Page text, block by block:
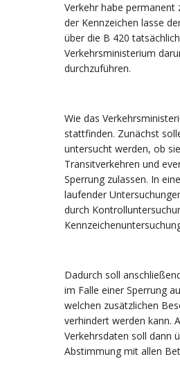
Verkehr habe
der Kennzeichen lasse
über die B 420
Verkehrsministerium
durchzuführen.
Wie das
stattfinden. Zunächst
untersucht werden, ob
Transitverkehren und
Sperrung zulassen. In
laufender
durch
Dadurch soll
im Falle einer Sperrung
welchen zusätzlichen
verhindert werden kann.
Verkehrsdaten soll dann
Abstimmung mit allen